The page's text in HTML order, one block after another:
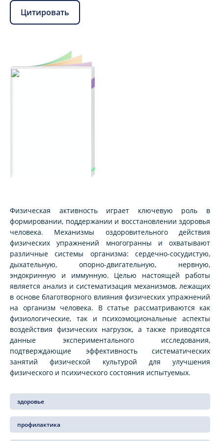
Цитировать
Физическая активность играет ключевую роль в
формировании, поддержании и восстановлении здоровья
человека. Механизмы оздоровительного действия
физических упражнений многогранны и охватывают
различные системы организма: сердечно-сосудистую,
дыхательную, опорно-двигательную, нервную,
эндокринную и иммунную. Целью настоящей работы
является анализ и систематизация механизмов, лежащих
в основе благотворного влияния физических упражнений
на организм человека. В статье рассматриваются как
физиологические, так и психоэмоциональные аспекты
воздействия физических нагрузок, а также приводятся
данные экспериментального исследования,
подтверждающие эффективность систематических
занятий физической культурой для улучшения
физического и психического состояния испытуемых.
здоровье
профилактика